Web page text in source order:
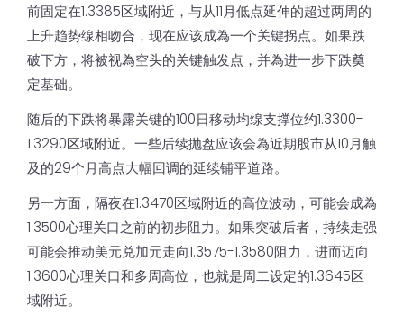
前固定在1.3385区域附近，与从11月低点延伸的超过两周的
上升趋势缐相吻合，现在应该成為一个关键拐点。如果跌
破下方，将被视為空头的关键触发点，并為进一步下跌奠
定基础。
随后的下跌将暴露关键的100日移动均缐支撑位约1.3300-
1.3290区域附近。一些后续抛盘应该会為近期股市从10月触
及的29个月高点大幅回调的延续铺平道路。
另一方面，隔夜在1.3470区域附近的高位波动，可能会成為
1.3500心理关口之前的初步阻力。如果突破后者，持续走强
可能会推动美元兑加元走向1.3575-1.3580阻力，进而迈向
1.3600心理关口和多周高位，也就是周二设定的1.3645区
域附近。